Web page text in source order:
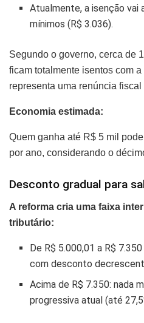
Atualmente, a isenção vai
mínimos (R$ 3.036).
Segundo o governo, cerca de
ficam totalmente isentos com
representa uma renúncia
Economia estimada:
Quem ganha até R$ 5 mil
por ano, considerando o
Desconto gradual para
A reforma cria uma faixa
tributário:
De R$ 5.000,01 a R$
com desconto
Acima de R$ 7.350: nada
progressiva atual (até